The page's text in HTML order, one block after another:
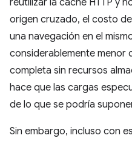
origen cruzado, el costo
una navegación en el
considerablemente menor
completa sin recursos
hace que las cargas
de lo que se podría
Sin embargo, incluso con